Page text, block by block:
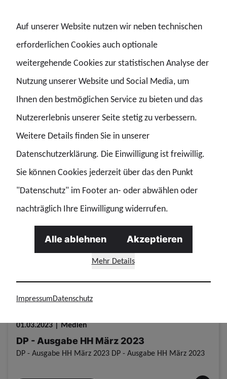
DP - Ausgabe HH Juni 2023
DP - Ausgabe HH Juni 2023 DP - Ausgabe HH Juni 2023
01.05.2023 | Medien
DP - Ausgabe HH Mai 2023 DP - Ausgabe HH Mai 2023
DP - DEUTSCHE POLIZEI
01.04.2023 | Medien
DP - Ausgabe HH April 2023
DP - Ausgabe HH April 2023 DP - Ausgabe HH April 2023
01.03.2023 | Medien
DP - Ausgabe HH März 2023
DP - Ausgabe HH März 2023 DP - Ausgabe HH März 2023
Auf unserer Website nutzen wir neben technischen
erforderlichen Cookies auch optionale
weitergehende Cookies zur statistischen Analyse der
Nutzung unserer Website und Social Media, um
Ihnen den bestmöglichen Service zu bieten und das
Nutzererlebnis unserer Seite stetig zu verbessern.
Weitere Details finden Sie in unserer
Datenschutzerklärung. Die Einwilligung ist freiwillig.
Sie können Cookies jederzeit über das den Punkt
"Datenschutz" im Footer an- oder abwählen oder
nachträglich Ihre Einwilligung widerrufen.
Mehr Details
Alle ablehnen Akzeptieren
ImpressumDatenschutz